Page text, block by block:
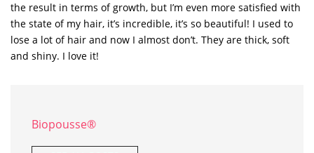
the result in terms of growth, but I’m even more satisfied with
the state of my hair, it’s incredible, it’s so beautiful! I used to
lose a lot of hair and now I almost don’t. They are thick, soft
and shiny. I love it!
Biopousse®